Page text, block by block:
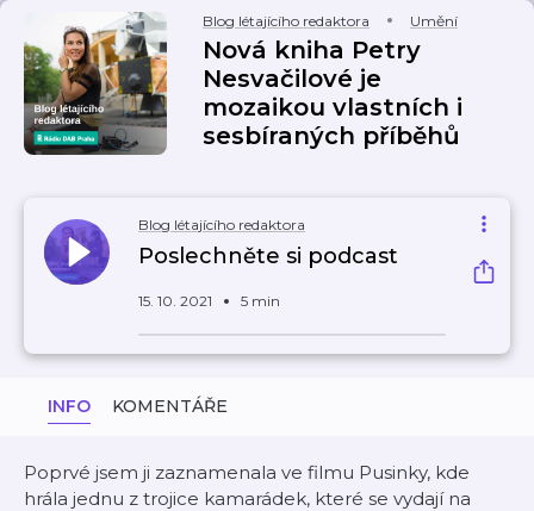
Blog létajícího redaktora Umění
Nová kniha Petry
Nesvačilové je
mozaikou vlastních i
sesbíraných příběhů
Blog létajícího redaktora
Poslechněte si podcast
15. 10. 2021 5 min
INFO KOMENTÁŘE
Poprvé jsem ji zaznamenala ve filmu Pusinky, kde
hrála jednu z trojice kamarádek, které se vydají na